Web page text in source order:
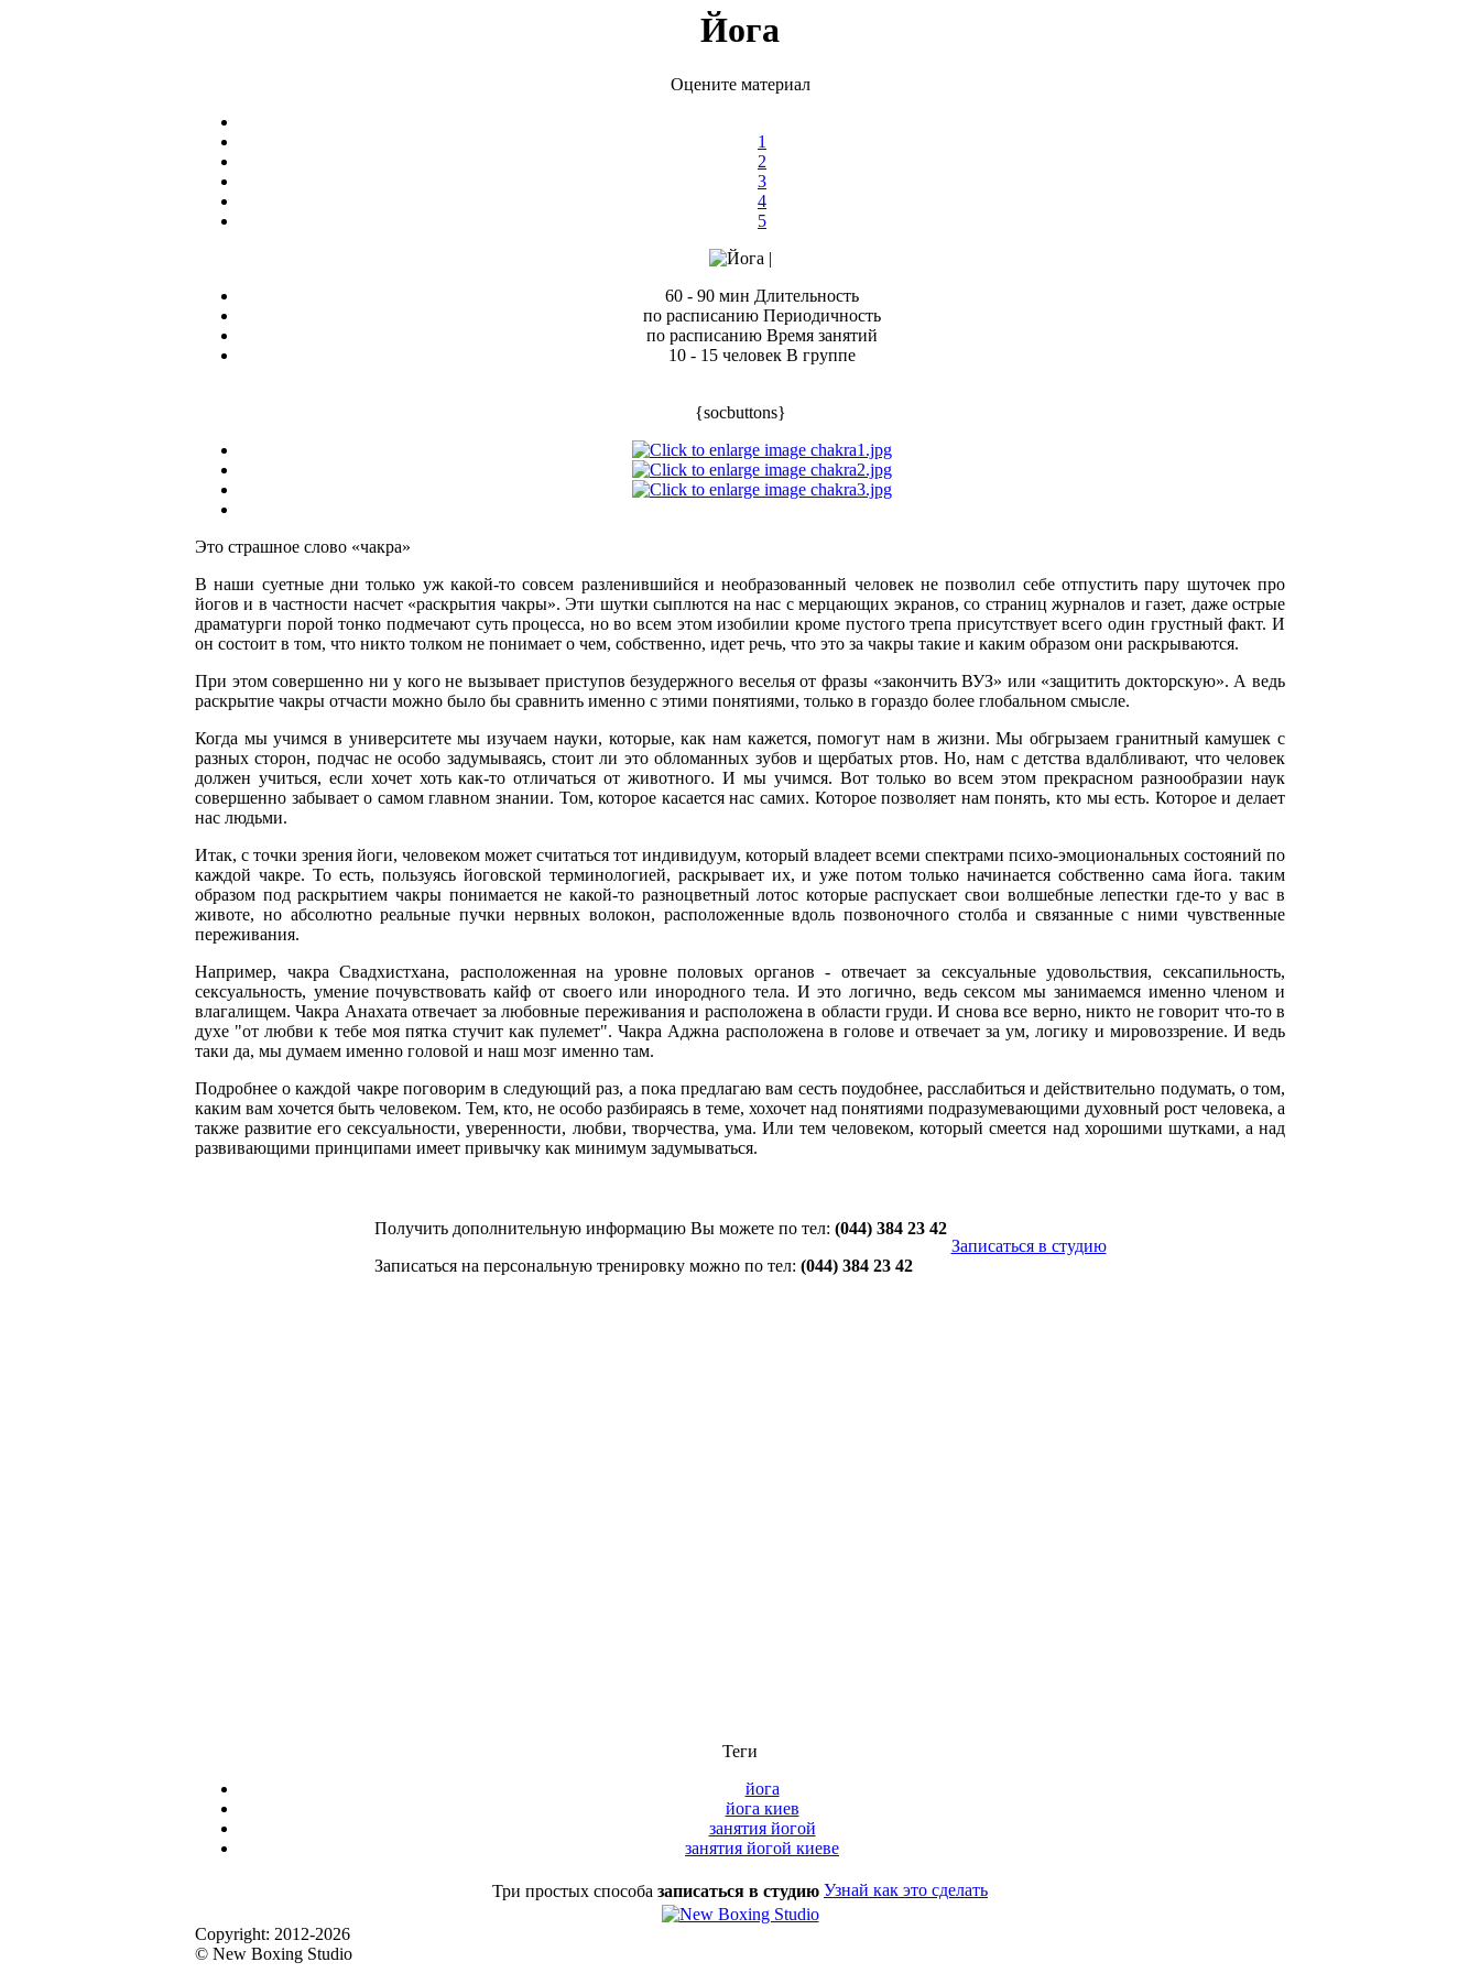
Йога
Оцените материал
1
2
3
4
5
60 - 90 мин Длительность
по расписанию Периодичность
по расписанию Время занятий
10 - 15 человек В группе
{socbuttons}
Это страшное слово «чакра»
В наши суетные дни только уж какой-то совсем разленившийся и необразованный человек не позволил себе отпустить пару шуточек про
йогов и в частности насчет «раскрытия чакры». Эти шутки сыплются на нас с мерцающих экранов, со страниц журналов и газет, даже острые
драматурги порой тонко подмечают суть процесса, но во всем этом изобилии кроме пустого трепа присутствует всего один грустный факт. И
он состоит в том, что никто толком не понимает о чем, собственно, идет речь, что это за чакры такие и каким образом они раскрываются.
При этом совершенно ни у кого не вызывает приступов безудержного веселья от фразы «закончить ВУЗ» или «защитить докторскую». А ведь
раскрытие чакры отчасти можно было бы сравнить именно с этими понятиями, только в гораздо более глобальном смысле.
Когда мы учимся в университете мы изучаем науки, которые, как нам кажется, помогут нам в жизни. Мы обгрызаем гранитный камушек с
разных сторон, подчас не особо задумываясь, стоит ли это обломанных зубов и щербатых ртов. Но, нам с детства вдалбливают, что человек
должен учиться, если хочет хоть как-то отличаться от животного. И мы учимся. Вот только во всем этом прекрасном разнообразии наук
совершенно забывает о самом главном знании. Том, которое касается нас самих. Которое позволяет нам понять, кто мы есть. Которое и делает
нас людьми.
Итак, с точки зрения йоги, человеком может считаться тот индивидуум, который владеет всеми спектрами психо-эмоциональных состояний по
каждой чакре. То есть, пользуясь йоговской терминологией, раскрывает их, и уже потом только начинается собственно сама йога. таким
образом под раскрытием чакры понимается не какой-то разноцветный лотос которые распускает свои волшебные лепестки где-то у вас в
животе, но абсолютно реальные пучки нервных волокон, расположенные вдоль позвоночного столба и связанные с ними чувственные
переживания.
Например, чакра Свадхистхана, расположенная на уровне половых органов - отвечает за сексуальные удовольствия, сексапильность,
сексуальность, умение почувствовать кайф от своего или инородного тела. И это логично, ведь сексом мы занимаемся именно членом и
влагалищем. Чакра Анахата отвечает за любовные переживания и расположена в области груди. И снова все верно, никто не говорит что-то в
духе "от любви к тебе моя пятка стучит как пулемет". Чакра Аджна расположена в голове и отвечает за ум, логику и мировоззрение. И ведь
таки да, мы думаем именно головой и наш мозг именно там.
Подробнее о каждой чакре поговорим в следующий раз, а пока предлагаю вам сесть поудобнее, расслабиться и действительно подумать, о том,
каким вам хочется быть человеком. Тем, кто, не особо разбираясь в теме, хохочет над понятиями подразумевающими духовный рост человека, а
также развитие его сексуальности, уверенности, любви, творчества, ума. Или тем человеком, который смеется над хорошими шутками, а над
развивающими принципами имеет привычку как минимум задумываться.
Получить дополнительную информацию Вы можете по тел: (044) 384 23 42
Записаться на персональную тренировку можно по тел: (044) 384 23 42
Записаться в студию
Теги
йога
йога киев
занятия йогой
занятия йогой киеве
Три простых способа записаться в студию Узнай как это сделать
Сopyright: 2012-2026
© New Boxing Studio